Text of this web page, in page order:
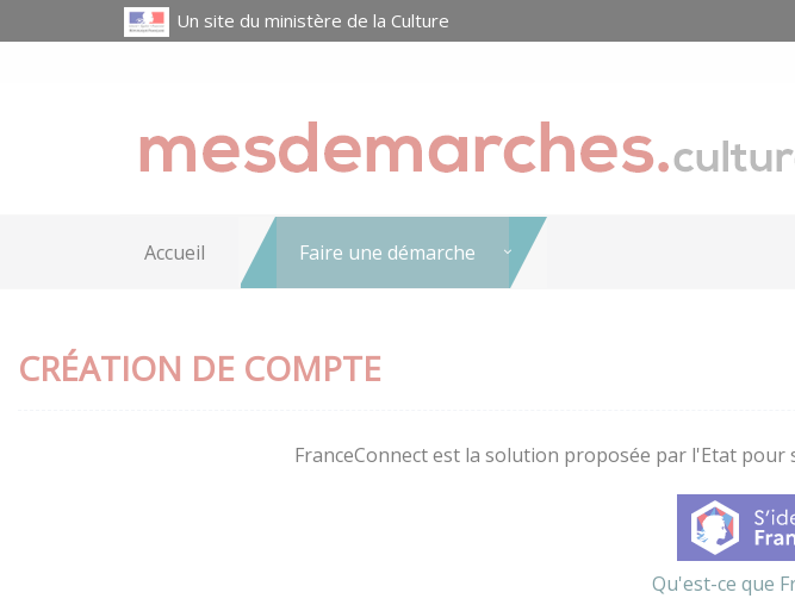
Un site du ministère de la Culture
Accueil Faire une démarche
CRÉATION DE COMPTE
FranceConnect est la solution proposée par l'Etat
Qu'est-ce que